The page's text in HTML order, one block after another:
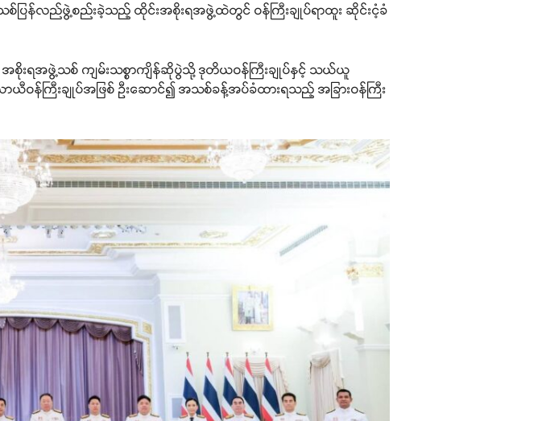
သစ်ပြန်လည်ဖွဲ့စည်းခဲ့သည့် ထိုင်းအစိုးရအဖွဲ့ထဲတွင် ဝန်ကြီးချုပ်ရာထူး ဆိုင်းငံ့ခံ
းရအဖွဲ့သစ် ကျမ်းသစ္စာကျိန်ဆိုပွဲသို့ ဒုတိယဝန်ကြီးချုပ်နှင့် သယ်ယူ
ာယီဝန်ကြီးချုပ်အဖြစ် ဦးဆောင်၍ အသစ်ခန့်အပ်ခံထားရသည့် အခြားဝန်ကြီး